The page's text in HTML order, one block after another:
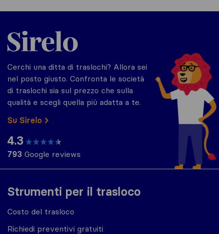
Strumenti per il trasloco
Costo del trasloco
Richiedi preventivi gratuiti
Sirelo.it
Cerchi una ditta di traslochi? Allora sei
nel posto giusto. Confronta le società
di traslochi sia sul prezzo che sulla
qualità e scegli quella più adatta a te.
Su Sirelo
4.3
793 Google reviews